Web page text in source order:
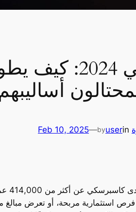
تصاعد عمليات الاحتيال عبر البريد الإلكتروني في
Feb 10, 2025—byuserin
شهد عام 2024 تطورات خطيرة في
استثمارية مربحة، أو تعرض مبالغ